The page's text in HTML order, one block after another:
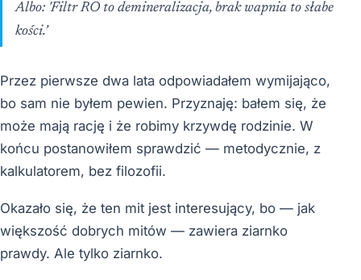
Albo: 'Filtr RO to demineralizacja, brak wapnia to słabe
kości.’
Przez pierwsze dwa lata odpowiadałem wymijająco,
bo sam nie byłem pewien. Przyznaję: bałem się, że
może mają rację i że robimy krzywdę rodzinie. W
końcu postanowiłem sprawdzić — metodycznie, z
kalkulatorem, bez filozofii.
Okazało się, że ten mit jest interesujący, bo — jak
większość dobrych mitów — zawiera ziarnko
prawdy. Ale tylko ziarnko.